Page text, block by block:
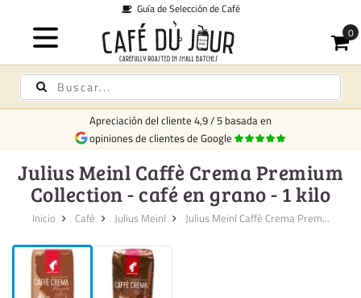
Guía de Selección de Café
Apreciación del cliente 4,9/5 basada en
opiniones de clientes de Google
Julius Meinl Caffè Crema Premium
Collection - café en grano - 1 kilo
Inicio Café Julius Meinl Julius Meinl Caffè Crema Prem...